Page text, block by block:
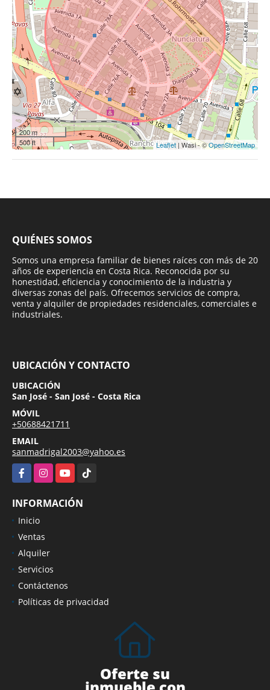
200 m
500 ft
Leaflet | Wasi - ©OpenStreetMap
QUIÉNES SOMOS
Somos una empresa familiar de bienes raíces con más de 20
años de experiencia en Costa Rica. Reconocida por su
honestidad, eficiencia y conocimiento de la industria y
diversas zonas del país. Ofrecemos servicios de compra,
venta y alquiler de propiedades residenciales, comerciales e
industriales.
UBICACIÓN Y CONTACTO
UBICACIÓN
San José - San José - Costa Rica
MÓVIL
+50688421711
EMAIL
sanmadrigal2003@yahoo.es
FacebookInstagramYouTubeTikTok
INFORMACIÓN
Inicio
Ventas
Alquiler
Servicios
Contáctenos
Políticas de privacidad
Oferte su